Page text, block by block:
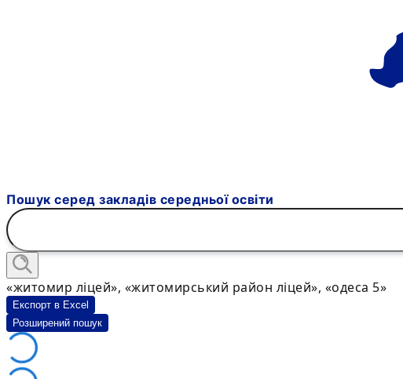
Пошук серед закладів середньої освіти
«житомир ліцей», «житомирський район ліцей», «одеса 5»
Експорт в Excel
Розширений пошук